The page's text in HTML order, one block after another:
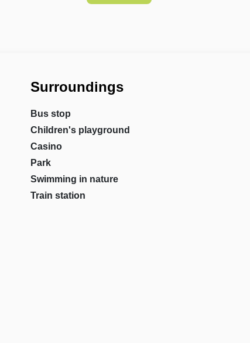
Surroundings
Bus stop
Children's playground
Casino
Park
Swimming in nature
Train station